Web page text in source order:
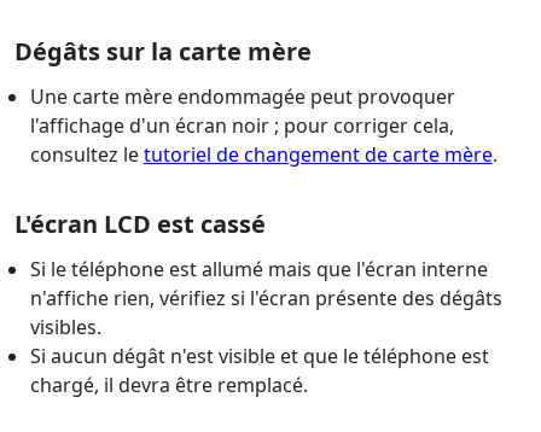
Dégâts sur la carte mère
Une carte mère endommagée peut provoquer
l'affichage d'un écran noir ; pour corriger cela,
consultez letutoriel de changement de carte mère.
L'écran LCD est cassé
Si le téléphone est allumé mais que l'écran interne
n'affiche rien, vérifiez si l'écran présente des dégâts
visibles.
Si aucun dégât n'est visible et que le téléphone est
chargé, il devra être remplacé.